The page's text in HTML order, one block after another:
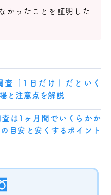
かったことを証明した
査「1日だけ」だといく
と注意点を解説
は1ヶ月間でいくらかか
目安と安くするポイント